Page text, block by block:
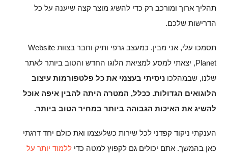
תהליך ארוך ומורכב רק כדי להשיג מוצר קצה שיענה על כל
הדרישות שלכם.
תסמכו עלי, אני מבין. כמעצב גרפי ותיק וחבר בצוות Website
Planet, יצאתי למסע למציאת הלוגו החדש והטוב ביותר לאתר
שלנו, שבמהלכו ניסיתי בעצמי את כל פלטפורמות עיצוב
הלוגואים הגדולות. ככלל, המטרה היתה להבין איפה אוכל
להשיג את האיכות הגבוהה ביותר במחיר הטוב ביותר.
הענקתי ניקוד קפדני לכל שירות כשלעצמו ואת כולם יחד דרגתי
כאן בהמשך. אתם יכולים גם לקפוץ למטה כדי ללמוד יותר על